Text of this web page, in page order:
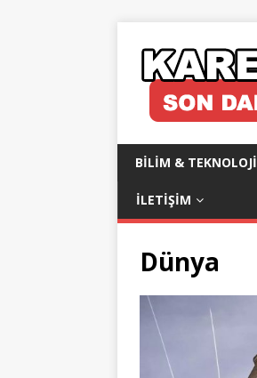
BILIM & TEKNOLOJI
İLETIŞIM
Dünya